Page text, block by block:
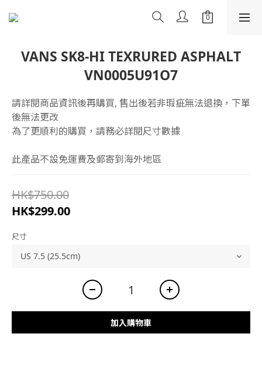
VANS SK8-HI TEXRURED ASPHALT
VN0005U91O7
請詳閱商品資訊後再購買, 售出後若非瑕疵無法退換，下單
後無法更改
為了更順利的購買，請務必詳閱尺寸數據
此產品不設免運費及郵寄到海外地區
HK$750.00
HK$299.00
尺寸
加入購物車